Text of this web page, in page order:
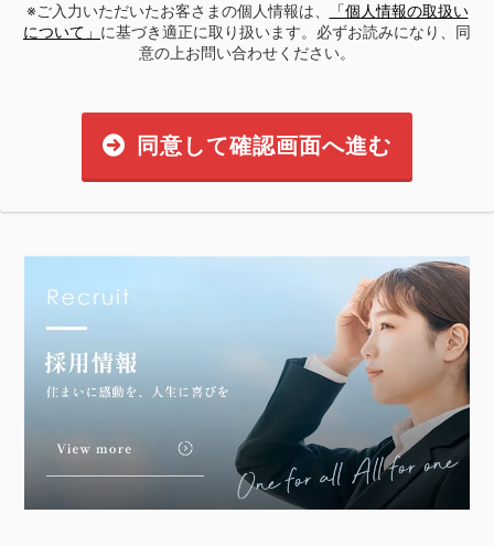
※ご入力いただいたお客さまの個人情報は、
「個人情報の取扱い
について」 に基づき適正に取り扱います。必ずお読みになり、同
意の上お問い合わせください。
同意して確認画面へ進む